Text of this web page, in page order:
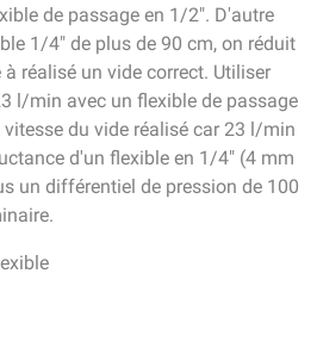
de passage en 1/2". D'autre
1/4" de plus de 90 cm, on réduit
réalisé un vide correct. Utiliser
l/min avec un flexible de passage
du vide réalisé car 23 l/min
d'un flexible en 1/4" (4 mm
un différentiel de pression de 100